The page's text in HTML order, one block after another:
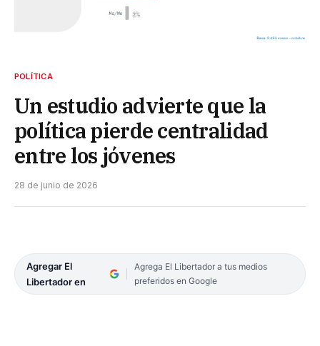
POLÍTICA
Un estudio advierte que la
política pierde centralidad
entre los jóvenes
28 de junio de 2026
Agregar El
Libertador en
Agrega El Libertador a tus medios
preferidos en Google